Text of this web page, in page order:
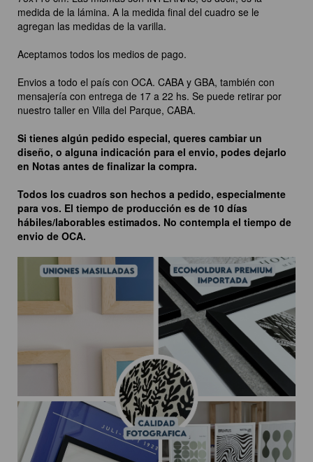
medida de la lámina. A la medida final del cuadro se le
agregan las medidas de la varilla.
Aceptamos todos los medios de pago.
Envios a todo el país con OCA. CABA y GBA, también con
mensajería con entrega de 17 a 22 hs. Se puede retirar por
nuestro taller en Villa del Parque, CABA.
Si tienes algún pedido especial, queres cambiar un
diseño, o alguna indicación para el envio, podes dejarlo
en Notas antes de finalizar la compra.
Todos los cuadros son hechos a pedido, especialmente
para vos. El tiempo de producción es de 10 días
hábiles/laborables estimados. No contempla el tiempo de
envio de OCA.